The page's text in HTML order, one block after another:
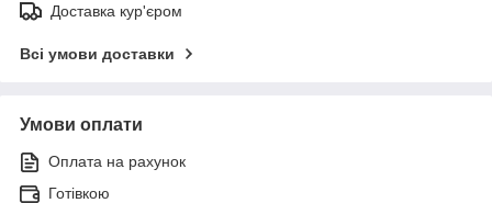
Доставка кур'єром
Всі умови доставки
Умови оплати
Оплата на рахунок
Готівкою